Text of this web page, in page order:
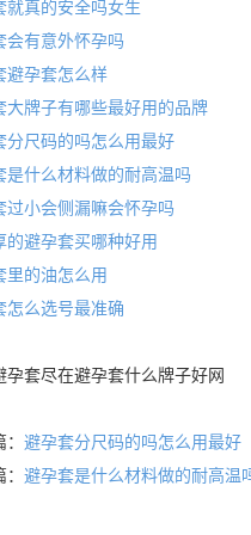
就真的安全吗女生
会有意外怀孕吗
避孕套怎么样
大牌子有哪些最好用的品牌
分尺码的吗怎么用最好
是什么材料做的耐高温吗
过小会侧漏嘛会怀孕吗
的避孕套买哪种好用
里的油怎么用
怎么选号最准确
孕套尽在避孕套什么牌子好网
避孕套分尺码的吗怎么用最好
避孕套是什么材料做的耐高温